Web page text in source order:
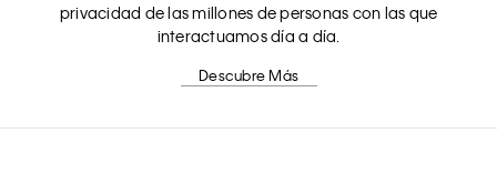
privacidad de las millones de personas con las que
interactuamos día a día.
Descubre Más